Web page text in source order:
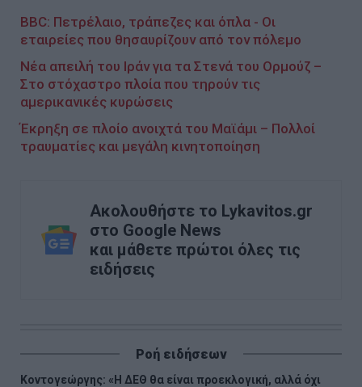
BBC: Πετρέλαιο, τράπεζες και όπλα - Οι
εταιρείες που θησαυρίζουν από τον πόλεμο
Νέα απειλή του Ιράν για τα Στενά του Ορμούζ –
Στο στόχαστρο πλοία που τηρούν τις
αμερικανικές κυρώσεις
Έκρηξη σε πλοίο ανοιχτά του Μαϊάμι – Πολλοί
τραυματίες και μεγάλη κινητοποίηση
Ακολουθήστε το Lykavitos.gr
στο Google News
και μάθετε πρώτοι όλες τις
ειδήσεις
Ροή ειδήσεων
Κοντογεώργης: «Η ΔΕΘ θα είναι προεκλογική, αλλά όχι